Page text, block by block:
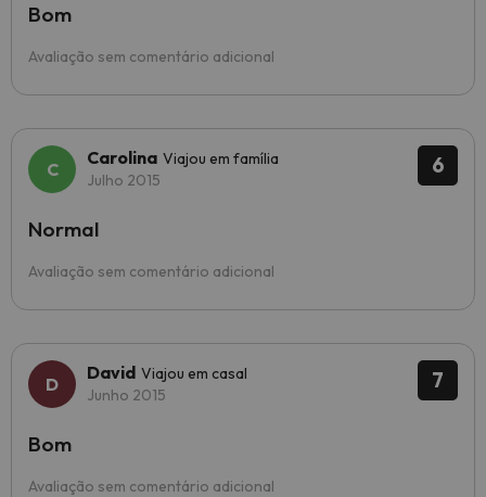
Avaliação sem comentário adicional
Bom
6
Carolina Viajou em família
Julho 2015
Avaliação sem comentário adicional
Normal
7
David Viajou em casal
Junho 2015
Avaliação sem comentário adicional
Bom